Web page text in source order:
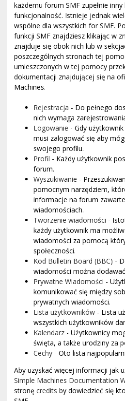
każdemu forum SMF zupełnie
funkcjonalność. Istnieje jednak
wspólne dla wszystkich for SMF.
funkcji SMF znajdziesz klikając w
znajduje się obok nich lub w
poszczególnych stronach tej
umieszczonych w tej pomocy
dokumentacji znajdującej się na
Machines.
Rejestracja - Do pełnego
nich wymaga
Logowanie - Gdy
musi zalogować się aby
swojego profilu.
Profil - Każdy użytkownik
forum.
Wyszukiwanie -
pomocnym narzędziem,
informacje na forum
wiadomościach.
Tworzenie wiadomości -
każdy użytkownik ma
wiadomości za pomocą
społeczności.
Kod Bulletin Board (BBC) -
wiadomości można
Prywatne Wiadomości -
komunikować się między
prywatnych wiadomości.
Lista użytkowników - Lista
wszystkich użytkowników
Kalendarz - Użytkownicy
święta, a także urodziny za
Cechy - Oto lista
Aby uzyskać więcej informacji jak
Simple Machines Documentation
stronę credits by dowiedzieć się